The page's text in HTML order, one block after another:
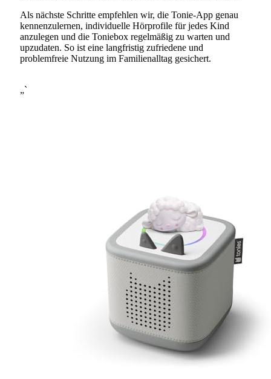
Als nächste Schritte empfehlen wir, die Tonie-App genau
kennenzulernen, individuelle Hörprofile für jedes Kind
anzulegen und die Toniebox regelmäßig zu warten und
upzudaten. So ist eine langfristig zufriedene und
problemfreie Nutzung im Familienalltag gesichert.
„`